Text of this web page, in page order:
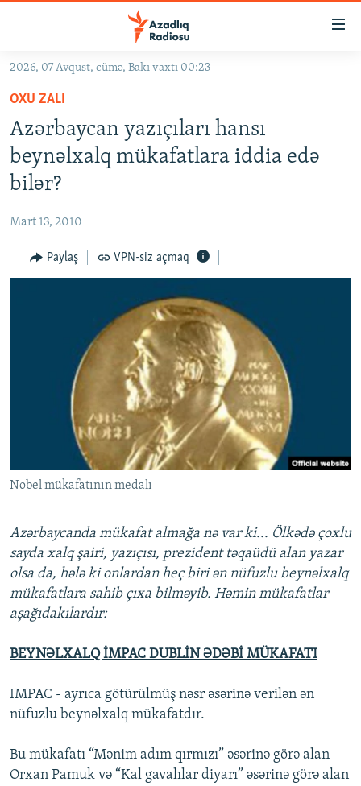
Əsas
qayıt
Əsas
naviqasiyaya
qayıt
Axtarışa
#İZAHLA
KORRUPSIOMETR
#ƏSLINDƏ
QANUNI DOĞRU
ARAŞDIRMA
FOTOQALEREYA
İNFOQRAFIKA
KARIKATURA
AZƏRBAYCAN ƏDƏBIYYATI KITABXANASI
İSLAM VƏ DEMOKRATIYA
İZ - MƏDƏNIYYƏT PROQRAMI
HAQQIMIZDA
MISSIYAMIZ
PEŞƏ ETIKASI VƏ JURNALISTIKA STANDARTLARIMIZ
MATERIALLARIMIZDAN ISTIFADƏ
AZADLIQRADIOSU MOBIL TELEFONUNUZDA
BIZIMLƏ ƏLAQƏ
RFE/RL-in bütün saytları
2026, 07 Avqust, cümə, Bakı vaxtı 00:23
OXU ZALI
Azərbaycan yazıçıları hansı
beynəlxalq mükafatlara iddia edə
bilər?
Mart 13, 2010
Paylaş VPN-siz açmaq
Nobel mükafatının medalı
Azərbaycanda mükafat almağa nə var ki... Ölkədə çoxlu
sayda xalq şairi, yazıçısı, prezident təqaüdü alan yazar
olsa da, hələ ki onlardan heç biri ən nüfuzlu beynəlxalq
mükafatlara sahib çıxa bilməyib. Həmin mükafatlar
aşağıdakılardır:
BEYNƏLXALQ İMPAC DUBLİN ƏDƏBİ MÜKAFATI
IMPAC - ayrıca götürülmüş nəsr əsərinə verilən ən
nüfuzlu beynəlxalq mükafatdır.
Bu mükafatı “Mənim adım qırmızı” əsərinə görə alan
Orxan Pamuk və “Kal gavalılar diyarı” əsərinə görə alan